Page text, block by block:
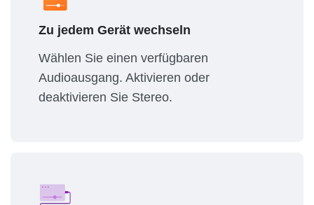
Zu jedem Gerät wechseln
Wählen Sie einen verfügbaren
Audioausgang. Aktivieren oder
deaktivieren Sie Stereo.